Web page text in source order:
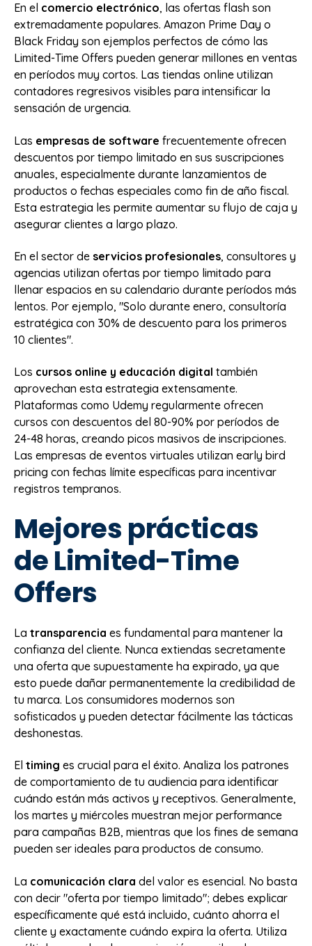
En el comercio electrónico, las ofertas flash son
extremadamente populares. Amazon Prime Day o
Black Friday son ejemplos perfectos de cómo las
Limited-Time Offers pueden generar millones en ventas
en períodos muy cortos. Las tiendas online utilizan
contadores regresivos visibles para intensificar la
sensación de urgencia.
Las empresas de software frecuentemente ofrecen
descuentos por tiempo limitado en sus suscripciones
anuales, especialmente durante lanzamientos de
productos o fechas especiales como fin de año fiscal.
Esta estrategia les permite aumentar su flujo de caja y
asegurar clientes a largo plazo.
En el sector de servicios profesionales, consultores y
agencias utilizan ofertas por tiempo limitado para
llenar espacios en su calendario durante períodos más
lentos. Por ejemplo, "Solo durante enero, consultoría
estratégica con 30% de descuento para los primeros
10 clientes".
Los cursos online y educación digital también
aprovechan esta estrategia extensamente.
Plataformas como Udemy regularmente ofrecen
cursos con descuentos del 80-90% por períodos de
24-48 horas, creando picos masivos de inscripciones.
Las empresas de eventos virtuales utilizan early bird
pricing con fechas límite específicas para incentivar
registros tempranos.
Mejores prácticas
de Limited-Time
Offers
La transparencia es fundamental para mantener la
confianza del cliente. Nunca extiendas secretamente
una oferta que supuestamente ha expirado, ya que
esto puede dañar permanentemente la credibilidad de
tu marca. Los consumidores modernos son
sofisticados y pueden detectar fácilmente las tácticas
deshonestas.
El timing es crucial para el éxito. Analiza los patrones
de comportamiento de tu audiencia para identificar
cuándo están más activos y receptivos. Generalmente,
los martes y miércoles muestran mejor performance
para campañas B2B, mientras que los fines de semana
pueden ser ideales para productos de consumo.
La comunicación clara del valor es esencial. No basta
con decir "oferta por tiempo limitado"; debes explicar
específicamente qué está incluido, cuánto ahorra el
cliente y exactamente cuándo expira la oferta. Utiliza